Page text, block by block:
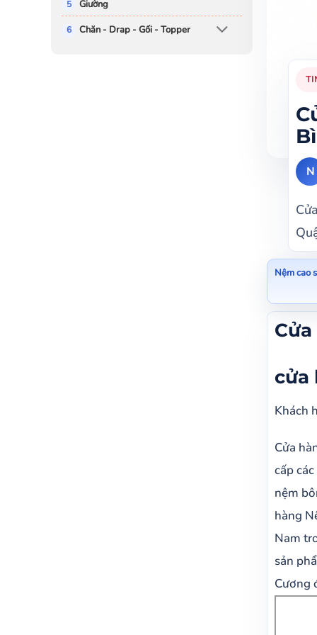
Giường
Chăn - Drap - Gối - Topper
N
Nệm cao
Cửa
Nệm
cửa
Khách
Cửa
cấp
nệm
hàng
Nam
sản
Cương